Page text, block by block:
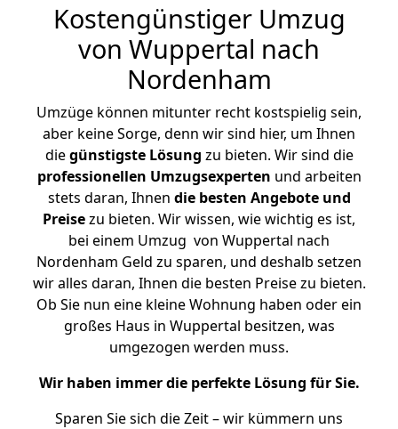
Kostengünstiger Umzug
von Wuppertal nach
Nordenham
Umzüge können mitunter recht kostspielig sein,
aber keine Sorge, denn wir sind hier, um Ihnen
diegünstigste Lösung zu bieten. Wir sind die
professionellen Umzugsexperten und arbeiten
stets daran, Ihnen die besten Angebote und
Preisezu bieten. Wir wissen, wie wichtig es ist,
bei einem Umzug von Wuppertal nach
Nordenham Geld zu sparen, und deshalb setzen
wir alles daran, Ihnen die besten Preise zu bieten.
Ob Sie nun eine kleine Wohnung haben oder ein
großes Haus in Wuppertal besitzen, was
umgezogen werden muss.
Wir haben immer die perfekte Lösung für Sie.
Sparen Sie sich die Zeit – wir kümmern uns